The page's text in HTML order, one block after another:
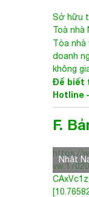
Sở hữu
Toà nhà
Tòa nhà
doanh
không
Để biết
Hotline
F.
Nhật
https://